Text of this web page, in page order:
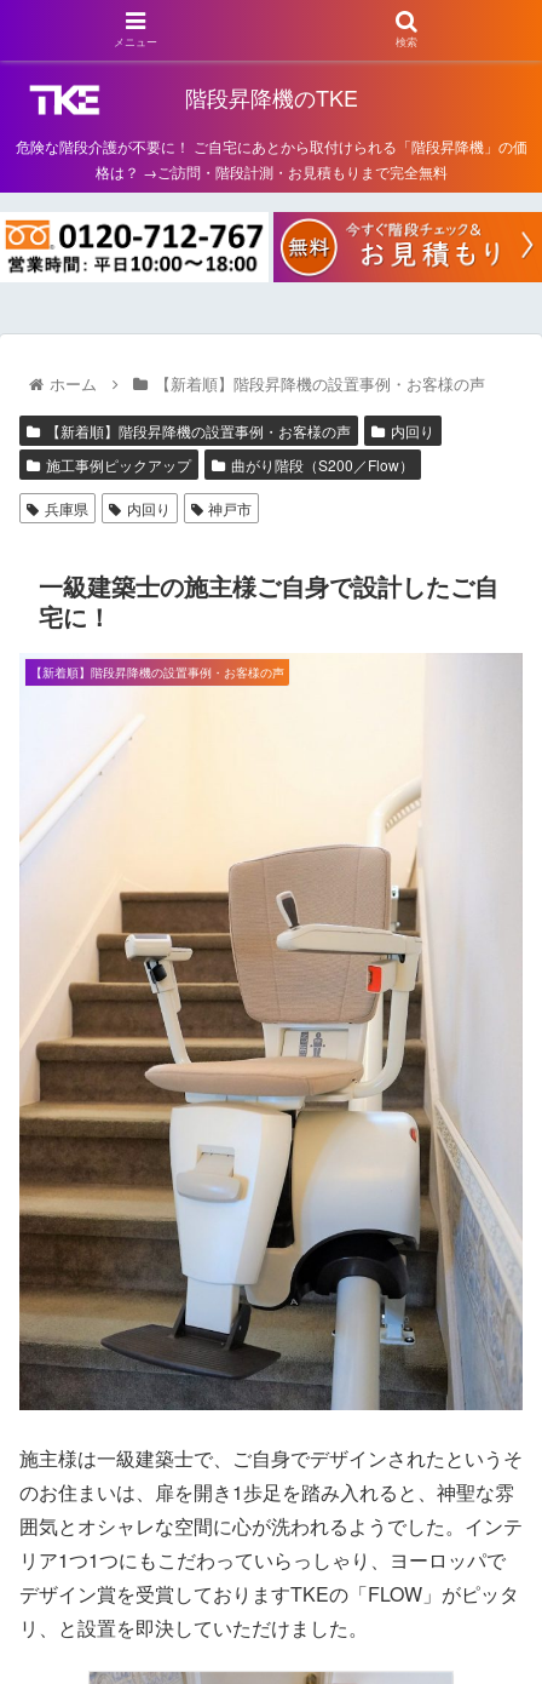
階段昇降機のTKE
危険な階段介護が不要に！ ご自宅にあとから取付けられる「階段昇降機」の価
格は？ →ご訪問・階段計測・お見積もりまで完全無料
ホーム 【新着順】階段昇降機の設置事例・お客様の声
【新着順】階段昇降機の設置事例・お客様の声
内回り
施工事例ピックアップ
曲がり階段（S200／Flow）
兵庫県 内回り 神戸市
一級建築士の施主様ご自身で設計したご自
宅に！
【新着順】階段昇降機の設置事例・お客様の声
施主様は一級建築士で、ご自身でデザインされたというそ
のお住まいは、扉を開き1歩足を踏み入れると、神聖な雰
囲気とオシャレな空間に心が洗われるようでした。インテ
リア1つ1つにもこだわっていらっしゃり、ヨーロッパで
デザイン賞を受賞しておりますTKEの「FLOW」がピッタ
リ、と設置を即決していただけました。
メニュー 検索